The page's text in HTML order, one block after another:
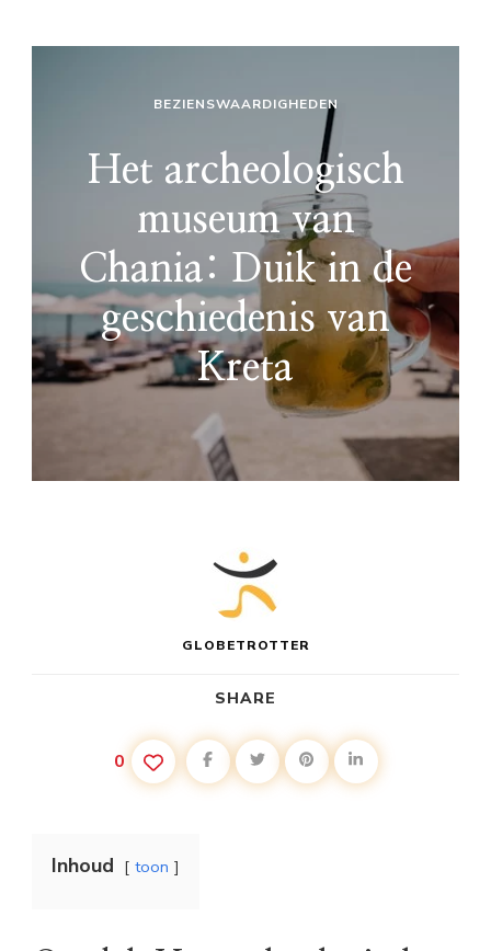
BEZIENSWAARDIGHEDEN
Het archeologisch
museum van
Chania: Duik in de
geschiedenis van
Kreta
GLOBETROTTER
SHARE
0
Inhoud toon